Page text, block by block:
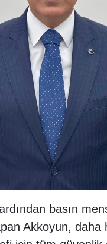
basın
Akkoyun, daha